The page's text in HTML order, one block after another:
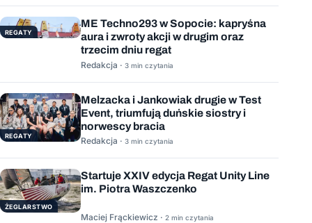
REGATY
ME Techno293 w Sopocie: kapryśna
aura i zwroty akcji w drugim oraz
trzecim dniu regat
Redakcja · 3 min czytania
REGATY
Melzacka i Jankowiak drugie w Test
Event, triumfują duńskie siostry i
norwescy bracia
Redakcja · 3 min czytania
ŻEGLARSTWO
Startuje XXIV edycja Regat Unity Line
im. Piotra Waszczenko
Maciej Frąckiewicz · 2 min czytania